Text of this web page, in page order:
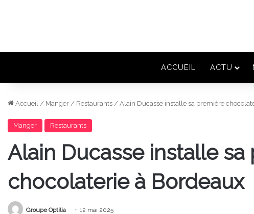
ACCUEIL ACTU
Accueil / Manger / Restaurants / Alain Ducasse installe sa première
Manger Restaurants
Alain Ducasse installe sa
chocolaterie à Bordeaux
Groupe Optilia 12 mai 2025